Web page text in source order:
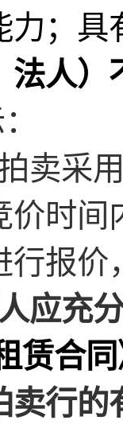
力；具
法人
卖采
价时间
行报价
应充
赁合
卖行的